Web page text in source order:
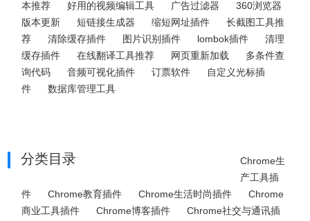
本推荐
好用的视频编辑工具 广告过滤器
360浏览器
版本更新
短链接生成器 缩短网址插件
长截图工具推
荐
清除缓存插件 图片识别插件 lombok插件
清理
缓存插件
在线翻译工具推荐 网页重新加载
多条件查
询代码
音频可视化插件 订票软件
自定义光标插
件
数据库管理工具
分类目录
Chrome生
产工具插
件
Chrome教育插件 Chrome生活时尚插件
Chrome
商业工具插件
Chrome博客插件
Chrome社交与通讯插